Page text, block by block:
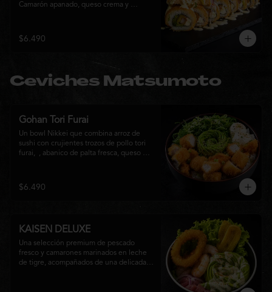
Camarón apanado, queso crema y
corona con salmón y pescado blanco en
tempura, cebolla morada, una sedosa
logrando una experiencia intensa,
equilibrada y auténticamente nikkei.
$6.490
Ceviches Matsumoto
Gohan Tori Furai
Un bowl Nikkei que combina arroz de
sushi con crujientes trozos de pollo tori
furai,  , abanico de palta fresca, queso
sabores que equilibra lo crocante, lo
fresco y lo cremoso en cada bocado.
$6.490
KAISEN DELUXE
Una selección premium de pescado
fresco y camarones marinados en leche
de tigre, acompañados de una delicada